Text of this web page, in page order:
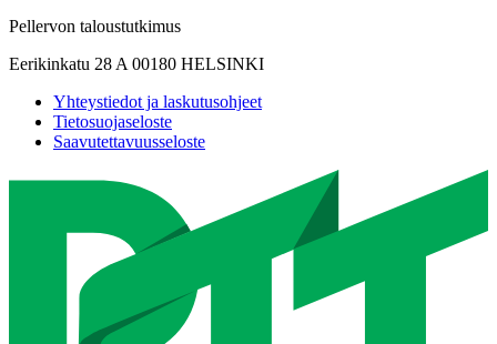
Pellervon taloustutkimus
Eerikinkatu 28 A 00180 HELSINKI
Yhteystiedot ja laskutusohjeet
Tietosuojaseloste
Saavutettavuusseloste